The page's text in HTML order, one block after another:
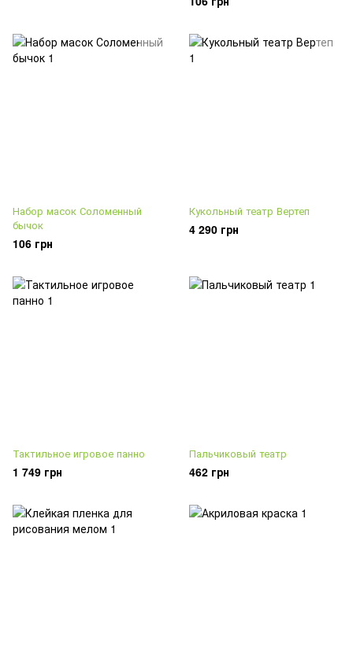
Набор масок Соломенный
бычок
106 грн
Кукольный театр Вертеп
4 290 грн
Тактильное игровое панно
1 749 грн
Пальчиковый театр
462 грн